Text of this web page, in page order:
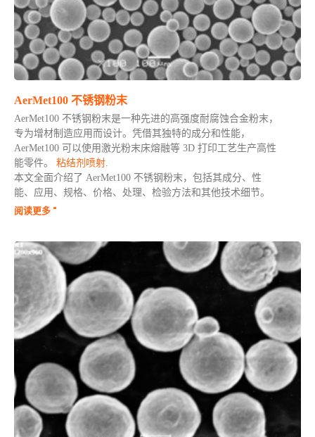
AerMet100 不锈钢粉末
AerMet100 不锈钢粉末是一种先进的高强度耐腐蚀合金粉末，
专为增材制造应用而设计。凭借其独特的成分和性能，
AerMet100 可以使用激光粉末床熔融等 3D 打印工艺生产高性
能零件。 粘结剂喷射.
本文全面介绍了 AerMet100 不锈钢粉末，包括其成分、性
能、应用、规格、价格、处理、检验方法和其他技术细节。
阅读更多 "